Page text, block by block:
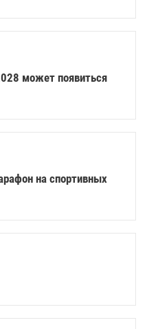
может появиться
на спортивных